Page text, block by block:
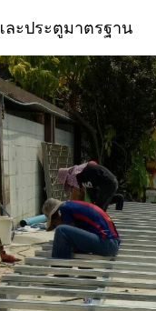
ละประตูมาตรฐาน